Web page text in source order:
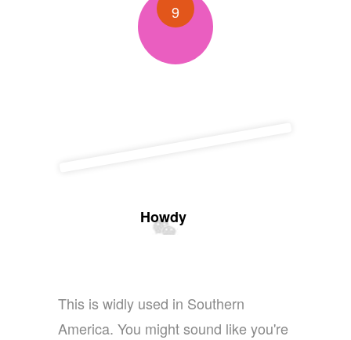
9
Howdy
This is widly used in Southern
America. You might sound like you're